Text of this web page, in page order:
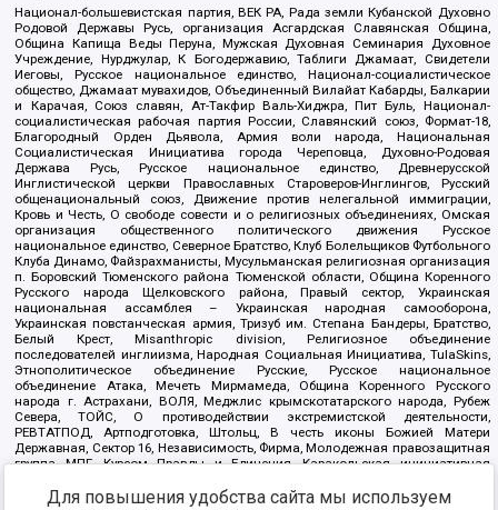
Национал-большевистская партия, ВЕК РА, Рада земли Кубанской Духовно
Родовой Державы Русь, организация Асгардская Славянская Община,
Община Капища Веды Перуна, Мужская Духовная Семинария Духовное
Учреждение, Нурджулар, К Богодержавию, Таблиги Джамаат, Свидетели
Иеговы, Русское национальное единство, Национал-социалистическое
общество, Джамаат мувахидов, Объединенный Вилайат Кабарды, Балкарии
и Карачая, Союз славян, Ат-Такфир Валь-Хиджра, Пит Буль, Национал-
социалистическая рабочая партия России, Славянский союз, Формат-18,
Благородный Орден Дьявола, Армия воли народа, Национальная
Социалистическая Инициатива города Череповца, Духовно-Родовая
Держава Русь, Русское национальное единство, Древнерусской
Инглистической церкви Православных Староверов-Инглингов, Русский
общенациональный союз, Движение против нелегальной иммиграции,
Кровь и Честь, О свободе совести и о религиозных объединениях, Омская
организация общественного политического движения Русское
национальное единство, Северное Братство, Клуб Болельщиков Футбольного
Клуба Динамо, Файзрахманисты, Мусульманская религиозная организация
п. Боровский Тюменского района Тюменской области, Община Коренного
Русского народа Щелковского района, Правый сектор, Украинская
национальная ассамблея – Украинская народная самооборона,
Украинская повстанческая армия, Тризуб им. Степана Бандеры, Братство,
Белый Крест, Misanthropic division, Религиозное объединение
последователей инглиизма, Народная Социальная Инициатива, TulaSkins,
Этнополитическое объединение Русские, Русское национальное
объединение Атака, Мечеть Мирмамеда, Община Коренного Русского
народа г. Астрахани, ВОЛЯ, Меджлис крымскотатарского народа, Рубеж
Севера, ТОЙС, О противодействии экстремистской деятельности,
РЕВТАТПОД, Артподготовка, Штольц, В честь иконы Божией Матери
Державная, Сектор 16, Независимость, Фирма, Молодежная правозащитная
группа МПГ, Курсом Правды и Единения, Каракольская инициативная
Благотворительный пансионат Ак Умут, Русская республика Русь,
Для повышения удобства сайта мы используем